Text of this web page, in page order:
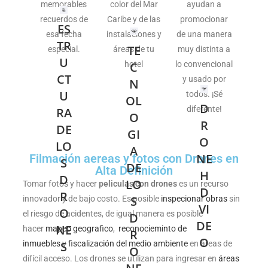
memorables
recuerdos de
esa fecha
especial.
color del Mar
Caribe y de las
instalaciones y
áreas de tu
hotel
ayudan a
promocionar
de una manera
muy distinta a
lo convencional
y usado por
todos. ¡Sé
diferente!
Filmación aereas y fotos con Drones en
Alta Definición
Tomar fotos y hacerpeliculas con droneses un recurso
innovador y de bajo costo. Es posible inspecionar obrassin
el riesgo de acidentes, de igual manera es posible
hacer mapeo geografico, reconocieminto de
inmueblesyfiscalización del medio ambienteen áreas de
difícil acceso. Los drones se utilizan para ingresar en áreas
ES
TR
U
CT
U
RA
DE
LO
S
D
R
O
NE
S
los
vuel
os,
per
miti
end
o
así
tom
as
prec
isas
y de
alta
cali
dad
TE
C
N
OL
O
GI
A
DE
LO
S
D
R
O
nav
ega
ción
,
con
trol
y
cap
tura
de
imá
gen
es,
con
virti
olos
D
R
O
NE
H
D
VI
DE
O
VI
DE
O
stro
dro
nes
con
cap
acid
ad
de
gra